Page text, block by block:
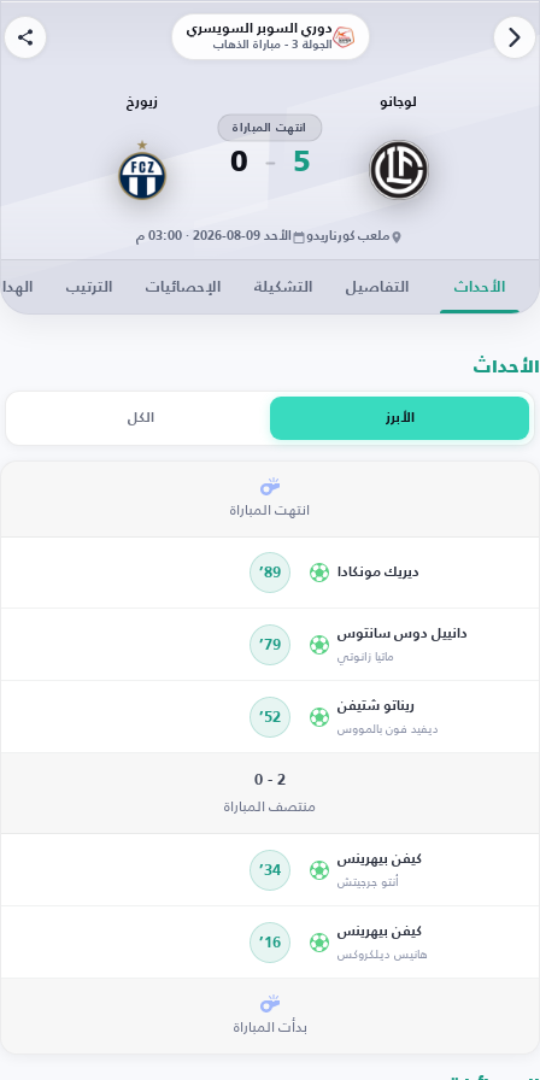
دوري السوبر السويسري
الجولة 3 - مباراة الذهاب
لوجانو
5
انتهت المباراة
0
زيورخ
ملعب كورناريدو الأحد 09-08-2026 · 03:00 م
الأحداث التفاصيل التشكيلة الإحصائيات الترتيب
الأحداث
الأبرز الكل
انتهت المباراة
ديريك مونكادا 89’
دانييل دوس سانتوس
ماتيا زانوتي 79’
ريناتو شتيفن
ديفيد فون بالمووس 52’
2 - 0
منتصف المباراة
كيفن بيهرينس
أنتو جرجيتش 34’
كيفن بيهرينس
هانيس ديلكروكس 16’
بدأت المباراة